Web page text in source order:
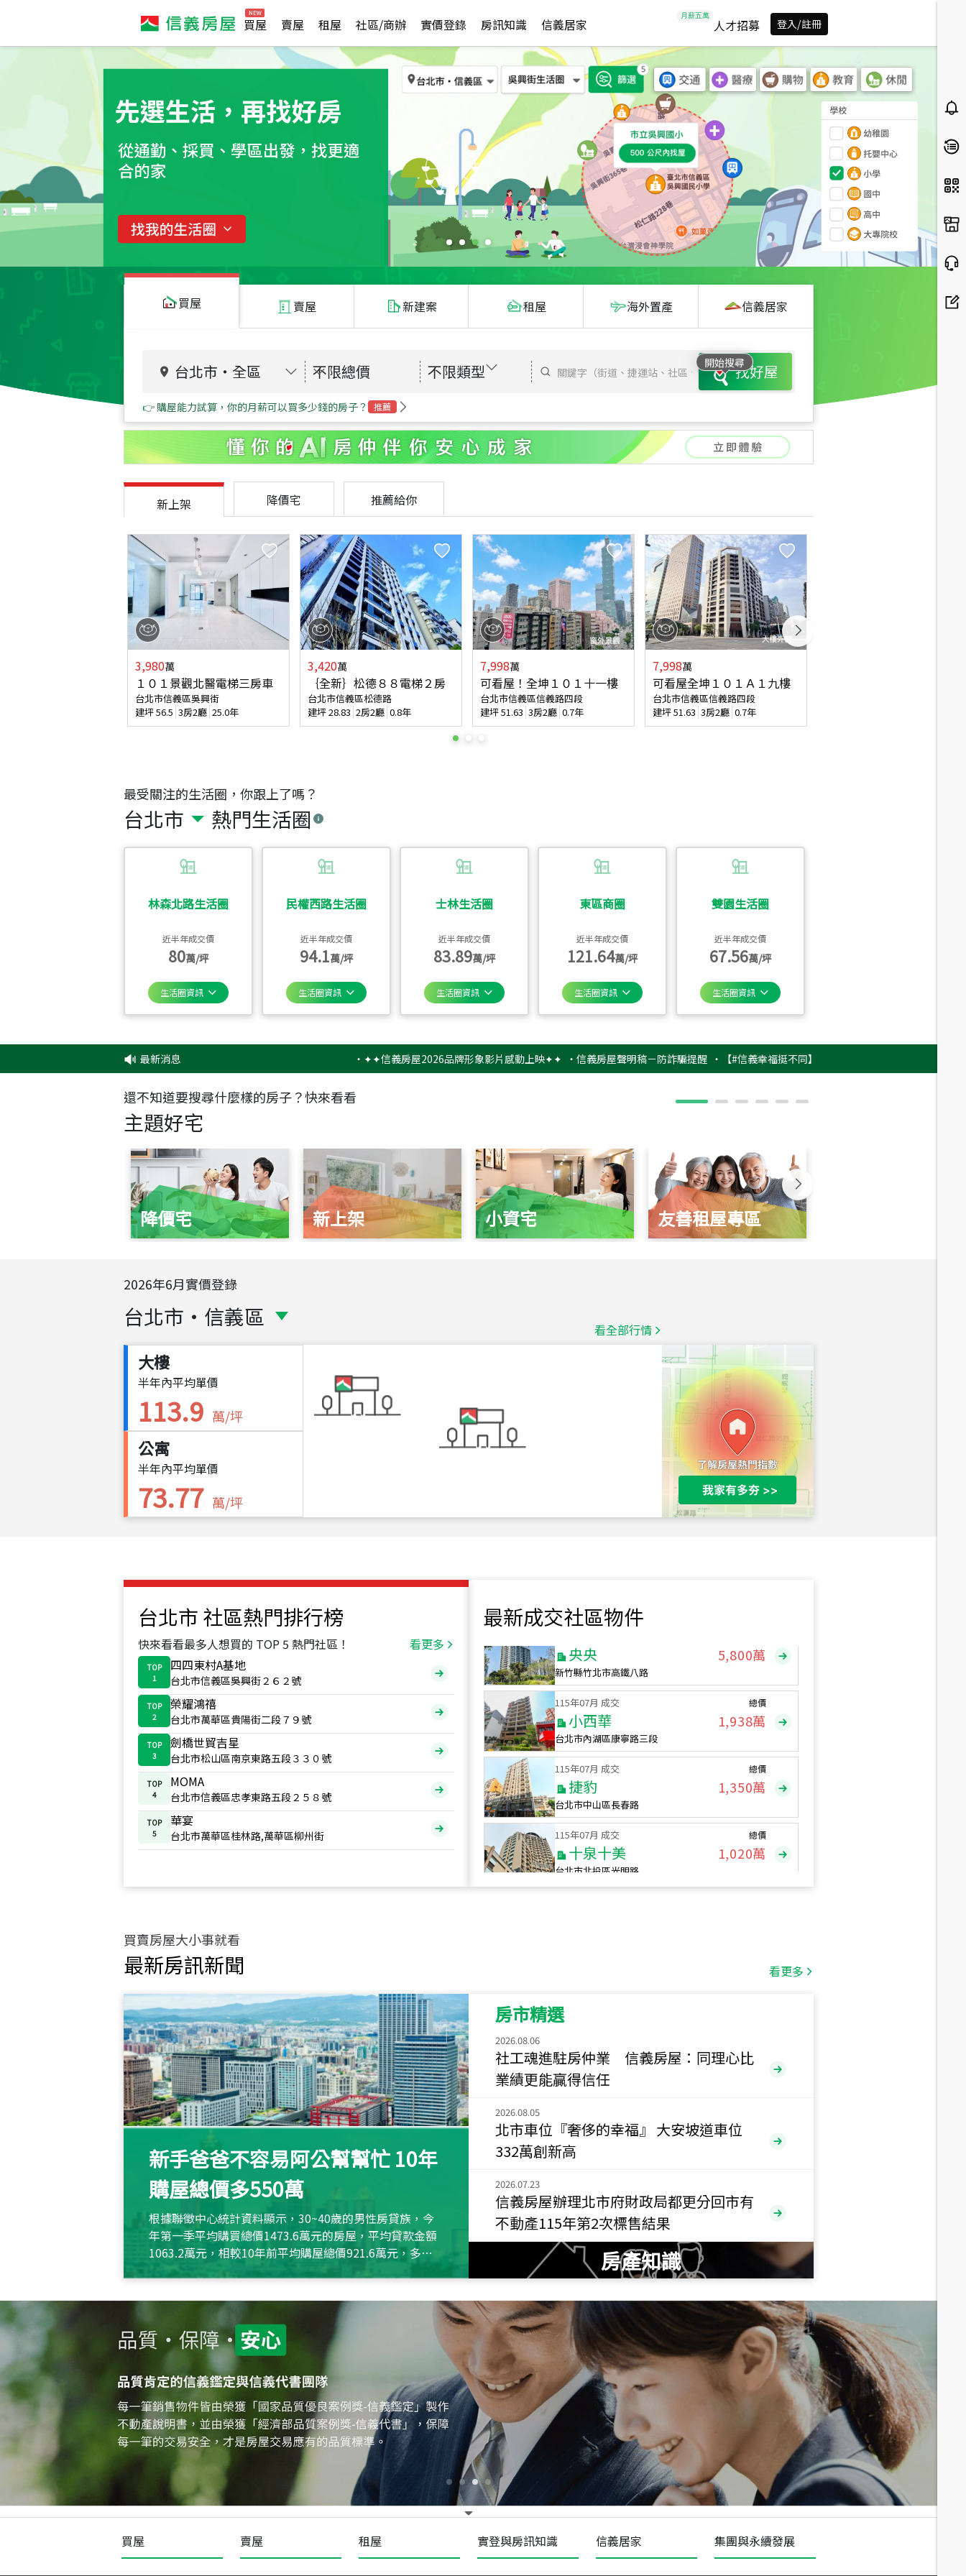
買屋 賣屋 租屋 社區/商辦 實價登錄 房訊知識 信義居家 人才招募 登入/註冊
買屋 賣屋 新建案 租屋 海外置產 信義居家
台北市 ・ 全區 不限總價 不限類型
開始搜尋
找好屋
👉 購屋能力試算，你的月薪可以買多少錢的房子？ 推薦
最受關注的生活圈，你跟上了嗎？
台北市 熱門生活圈
林森北路生活圈
近半年成交價
80萬/坪
生活圈資訊
民權西路生活圈
近半年成交價
94.1萬/坪
生活圈資訊
士林生活圈
近半年成交價
83.89萬/坪
生活圈資訊
東區商圈
近半年成交價
121.64萬/坪
生活圈資訊
雙園生活圈
近半年成交價
67.56萬/坪
生活圈資訊
新上架 降價宅 推薦給你
3,980萬
１０１景觀北醫電梯三房車
台北市信義區吳興街
建坪56.5 3房2廳 25.0年
3,420萬
｛全新｝松德８８電梯２房
台北市信義區松德路
建坪28.83 2房2廳 0.8年
7,998萬
可看屋！全坤１０１十一樓
台北市信義區信義路四段
建坪51.63 3房2廳 0.7年
7,998萬
可看屋全坤１０１Ａ１九樓
台北市信義區信義路四段
建坪51.63 3房2廳 0.7年
最新消息 ✦✦信義房屋2026品牌形象影片感動上映✦✦ ‧信義房屋聲明稿－防詐騙提醒 ‧【#信義幸福挺不同】用實力，讓升職免抽號碼牌！最新雇主
還不知道要搜尋什麼樣的房子？快來看看
主題好宅
降價宅 新上架 小資宅 友善租屋專區
2026年6月實價登錄
台北市 ・ 信義區 看全部行情
大樓
半年內平均單價
113.9 萬/坪
公寓
半年內平均單價
73.77 萬/坪
台北市 社區熱門排行榜
快來看看最多人想買的 TOP 5 熱門社區！ 看更多
TOP
1
四四東村A基地
台北市信義區吳興街２６２號
TOP
2
榮耀鴻禧
台北市萬華區貴陽街二段７９號
TOP
3
劍橋世貿吉星
台北市松山區南京東路五段３３０號
TOP
4
MOMA
台北市信義區忠孝東路五段２５８號
TOP
5
華宴
台北市萬華區桂林路,萬華區柳州街
最新成交社區物件
台北市中山區長春路
1,020萬
總價
490萬
新竹市新竹市慈祥路
總價
1,808萬
115年07月 成交
新竹縣竹北市高鐵八路
115年07月 成交
小西華
台北市內湖區康寧路三段
總價
1,938萬
115年07月 成交
捷豹
台北市中山區長春路
總價
1,350萬
115年07月 成交
十泉十美
台北市北投區光明路
總價
1,020萬
115年07月 成交 總價
115
新北市永和區環河西路二段
115年07月 成交
央央 5,800萬
115年
小西華 1,938萬
115年07月 成交
捷豹
台北市中山區長春路
115年07月 成交
十泉十美
台北市北投區光明路
總價
1,020萬
年 07月 成交
四維天廈
新竹市新竹市四維路
總價
490萬
115 月 成交
菁英典藏
新竹市新竹市慈祥路
1,808
買賣房屋大小事就看
最新房訊新聞 看更多
新手爸爸不容易阿公幫幫忙 10年
購屋總價多550萬
根據聯徵中心統計資料顯示，30~40歲的男性房貸族，今
年第一季平均購買總價1473.6萬元的房屋，平均貸款金額
1063.2萬元，相較10年前平均購屋總價921.6萬元，多出
約550萬元，且貸款金額也多
房市精選
2026.08.06
社工魂進駐房仲業 信義房屋：同理心比
業績更能贏得信任
2026.08.05
北市車位『奢侈的幸福』 大安坡道車位
332萬創新高
2026.07.23
信義房屋辦理北市府財政局都更分回市有
不動產115年第2次標售結果
房產知識
買屋 賣屋 租屋 實登與房訊知識 信義居家 集團與永續發展